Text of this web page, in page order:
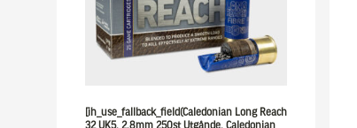
[ih_use_fallback_field(Caledonian Long Reach
32 UK5, 2,8mm 250st Utgånde, Caledonian